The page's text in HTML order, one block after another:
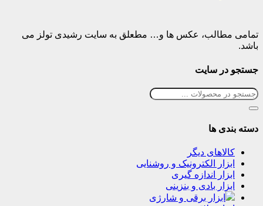
تمامی مطالب، عکس ها و… مطعلق به سایت رشیدی تولز می
باشد.
جستجو در سایت
دسته بندی ها
کالاهای دیگر
ابزار الکترونیک و روشنایی
ابزار اندازه گیری
ابزار بادی و بنزینی
ابزار برقی و شارژی